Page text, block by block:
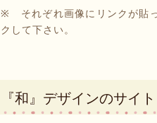
※ それぞれ画像にリンクが貼
クして下さい。
『和』デザインのサイト